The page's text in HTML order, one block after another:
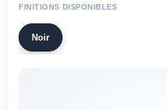
FINITIONS DISPONIBLES
Noir